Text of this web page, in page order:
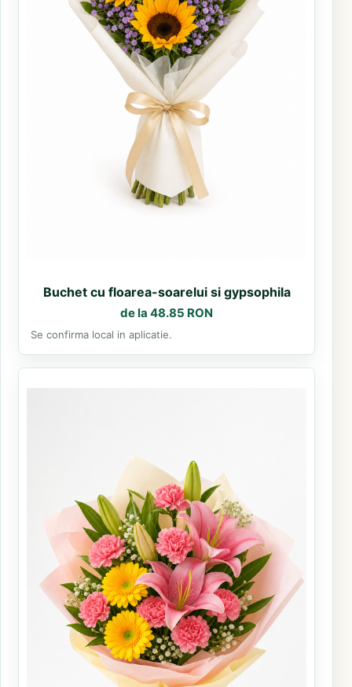
Buchet cu floarea-soarelui si gypsophila
de la 48.85 RON
Se confirma local in aplicatie.